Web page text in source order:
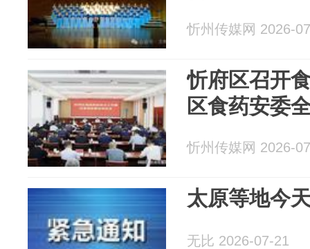
忻州传媒网 2026-
忻府区召开
区食药安委
忻州传媒网 2026-
太原等地今
无比 2026-07-21